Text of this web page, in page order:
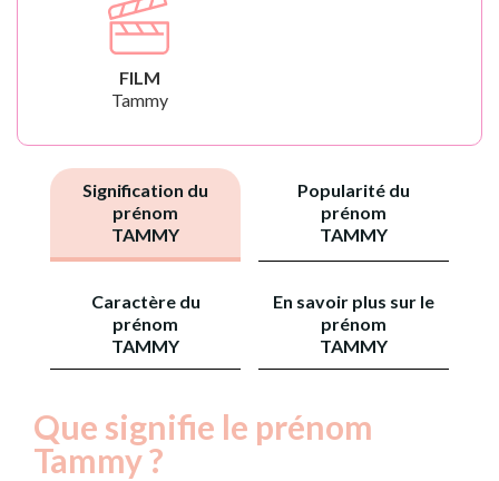
FILM
Tammy
Signification du
prénom
TAMMY
Popularité du
prénom
TAMMY
Caractère du
prénom
TAMMY
En savoir plus sur le
prénom
TAMMY
Que signifie le prénom
Tammy ?